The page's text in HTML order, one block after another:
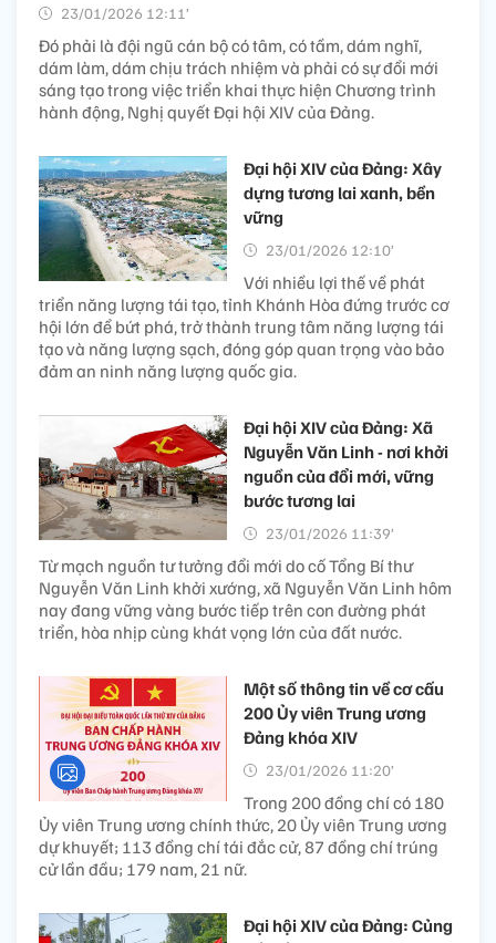
23/01/2026 12:11’
Đó phải là đội ngũ cán bộ có tâm, có tầm, dám nghĩ,
dám làm, dám chịu trách nhiệm và phải có sự đổi mới
sáng tạo trong việc triển khai thực hiện Chương trình
hành động, Nghị quyết Đại hội XIV của Đảng.
Đại hội XIV của Đảng: Xây
dựng tương lai xanh, bền
vững
23/01/2026 12:10’
Với nhiều lợi thế về phát
triển năng lượng tái tạo, tỉnh Khánh Hòa đứng trước cơ
hội lớn để bứt phá, trở thành trung tâm năng lượng tái
tạo và năng lượng sạch, đóng góp quan trọng vào bảo
đảm an ninh năng lượng quốc gia.
Đại hội XIV của Đảng: Xã
Nguyễn Văn Linh - nơi khởi
nguồn của đổi mới, vững
bước tương lai
23/01/2026 11:39’
Từ mạch nguồn tư tưởng đổi mới do cố Tổng Bí thư
Nguyễn Văn Linh khởi xướng, xã Nguyễn Văn Linh hôm
nay đang vững vàng bước tiếp trên con đường phát
triển, hòa nhịp cùng khát vọng lớn của đất nước.
Một số thông tin về cơ cấu
200 Ủy viên Trung ương
Đảng khóa XIV
23/01/2026 11:20’
Trong 200 đồng chí có 180
Ủy viên Trung ương chính thức, 20 Ủy viên Trung ương
dự khuyết; 113 đồng chí tái đắc cử, 87 đồng chí trúng
cử lần đầu; 179 nam, 21 nữ.
Đại hội XIV của Đảng: Củng